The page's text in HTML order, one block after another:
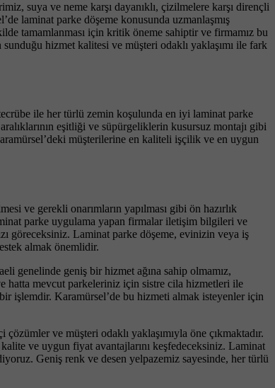
suya ve neme karşı dayanıklı, çizilmelere karşı dirençli
laminat parke döşeme konusunda uzmanlaşmış
tamamlanması için kritik öneme sahiptir ve firmamız bu
hizmet kalitesi ve müşteri odaklı yaklaşımı ile fark
ile her türlü zemin koşulunda en iyi laminat parke
eşitliği ve süpürgeliklerin kusursuz montajı gibi
müşterilerine en kaliteli işçilik ve en uygun
ve gerekli onarımların yapılması gibi ön hazırlık
parke uygulama yapan firmalar iletişim bilgileri ve
göreceksiniz. Laminat parke döşeme, evinizin veya iş
almak önemlidir.
genelinde geniş bir hizmet ağına sahip olmamız,
hatta mevcut parkeleriniz için sistre cila hizmetleri ile
işlemdir. Karamürsel’de bu hizmeti almak isteyenler için
ve müşteri odaklı yaklaşımıyla öne çıkmaktadır.
ve uygun fiyat avantajlarını keşfedeceksiniz. Laminat
Geniş renk ve desen yelpazemiz sayesinde, her türlü